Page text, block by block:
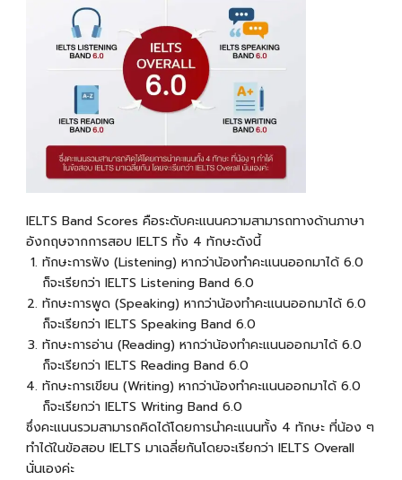
IELTS Band Scores คือระดับคะแนนความสามารถทางด้านภาษา
อังกฤษจากการสอบ IELTS ทั้ง 4 ทักษะดังนี้
ทักษะการฟัง (Listening) หากว่าน้องทำคะแนนออกมาได้ 6.0
ก็จะเรียกว่า IELTS Listening Band 6.0
ทักษะการพูด (Speaking) หากว่าน้องทำคะแนนออกมาได้ 6.0
ก็จะเรียกว่า IELTS Speaking Band 6.0
ทักษะการอ่าน (Reading) หากว่าน้องทำคะแนนออกมาได้ 6.0
ก็จะเรียกว่า IELTS Reading Band 6.0
ทักษะการเขียน (Writing) หากว่าน้องทำคะแนนออกมาได้ 6.0
ก็จะเรียกว่า IELTS Writing Band 6.0
ซึ่งคะแนนรวมสามารถคิดได้โดยการนำคะแนนทั้ง 4 ทักษะ ที่น้อง ๆ
ทำได้ในข้อสอบ IELTS มาเฉลี่ยกันโดยจะเรียกว่า IELTS Overall
นั่นเองค่ะ